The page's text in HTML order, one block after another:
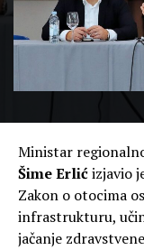
Ministar
Šime Erlićizjavio
Zakon o otocima
infrastrukturu,
jačanje